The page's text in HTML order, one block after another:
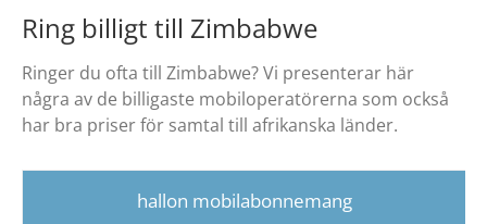
Ring billigt till Zimbabwe
Ringer du ofta till Zimbabwe? Vi presenterar här
några av de billigaste mobiloperatörerna som också
har bra priser för samtal till afrikanska länder.
hallon mobilabonnemang